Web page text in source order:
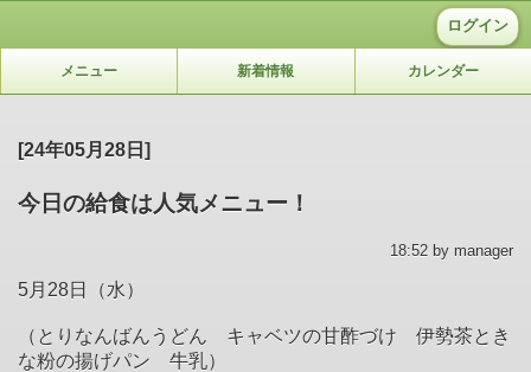
ログイン
メニュー 新着情報 カレンダー
[24年05月28日]
今日の給食は人気メニュー！
18:52 by manager
5月28日（水）
（とりなんばんうどん キャベツの甘酢づけ 伊勢茶とき
な粉の揚げパン 牛乳）